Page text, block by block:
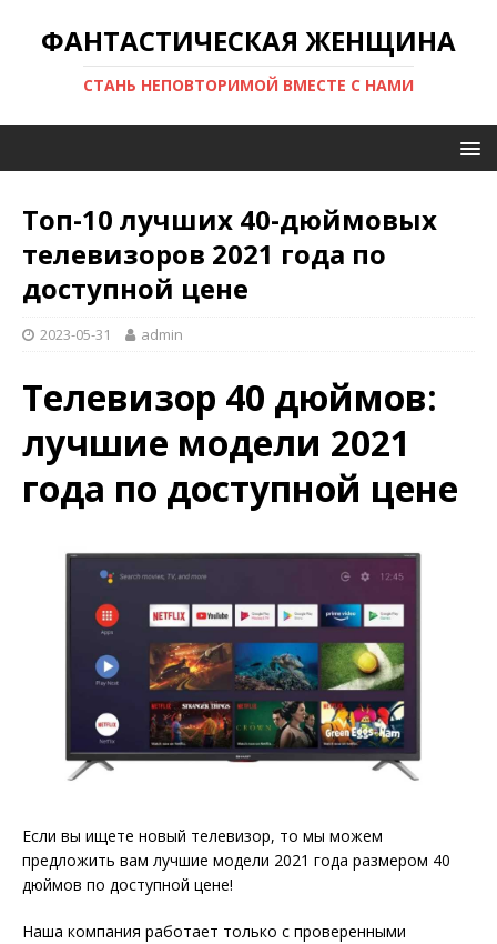
ФАНТАСТИЧЕСКАЯ ЖЕНЩИНА
СТАНЬ НЕПОВТОРИМОЙ ВМЕСТЕ С НАМИ
Топ-10 лучших 40-дюймовых
телевизоров 2021 года по
доступной цене
2023-05-31 admin
Телевизор 40 дюймов:
лучшие модели 2021
года по доступной цене
Если вы ищете новый телевизор, то мы можем
предложить вам лучшие модели 2021 года размером 40
дюймов по доступной цене!
Наша компания работает только с проверенными